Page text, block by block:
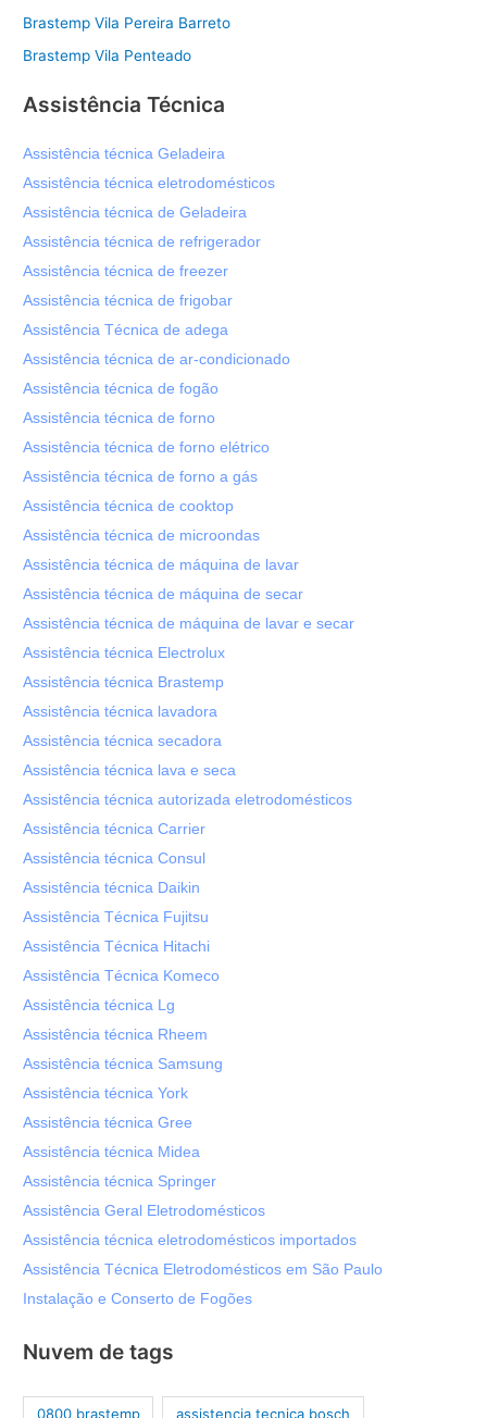
Brastemp Vila Pereira Barreto
Brastemp Vila Penteado
Assistência Técnica
Assistência técnica Geladeira
Assistência técnica eletrodomésticos
Assistência técnica de Geladeira
Assistência técnica de refrigerador
Assistência técnica de freezer
Assistência técnica de frigobar
Assistência Técnica de adega
Assistência técnica de ar-condicionado
Assistência técnica de fogão
Assistência técnica de forno
Assistência técnica de forno elétrico
Assistência técnica de forno a gás
Assistência técnica de cooktop
Assistência técnica de microondas
Assistência técnica de máquina de lavar
Assistência técnica de máquina de secar
Assistência técnica de máquina de lavar e secar
Assistência técnica Electrolux
Assistência técnica Brastemp
Assistência técnica lavadora
Assistência técnica secadora
Assistência técnica lava e seca
Assistência técnica autorizada eletrodomésticos
Assistência técnica Carrier
Assistência técnica Consul
Assistência técnica Daikin
Assistência Técnica Fujitsu
Assistência Técnica Hitachi
Assistência Técnica Komeco
Assistência técnica Lg
Assistência técnica Rheem
Assistência técnica Samsung
Assistência técnica York
Assistência técnica Gree
Assistência técnica Midea
Assistência técnica Springer
Assistência Geral Eletrodomésticos
Assistência técnica eletrodomésticos importados
Assistência Técnica Eletrodomésticos em São Paulo
Instalação e Conserto de Fogões
Nuvem de tags
0800 brastemp assistencia tecnica bosch